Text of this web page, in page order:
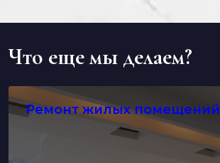
Что еще мы делаем?
Ремонт жилых помещений